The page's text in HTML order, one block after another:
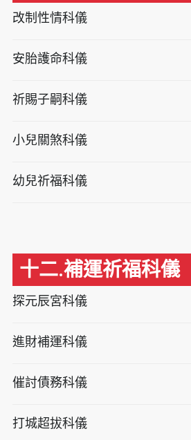
改制性情科儀
安胎護命科儀
祈賜子嗣科儀
小兒關煞科儀
幼兒祈福科儀
十二.補運祈福科儀
探元辰宮科儀
進財補運科儀
催討債務科儀
打城超拔科儀